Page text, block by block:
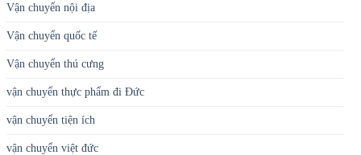
Vận chuyển nội địa
Vận chuyển quốc tế
Vận chuyển thú cưng
vận chuyển thực phẩm đi Đức
vận chuyển tiện ích
vận chuyển việt đức